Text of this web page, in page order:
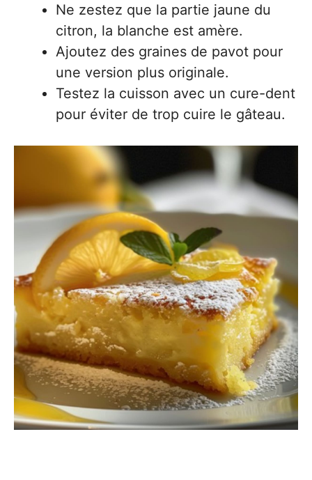
Ne zestez que la partie jaune du
citron, la blanche est amère.
Ajoutez des graines de pavot pour
une version plus originale.
Testez la cuisson avec un cure-dent
pour éviter de trop cuire le gâteau.